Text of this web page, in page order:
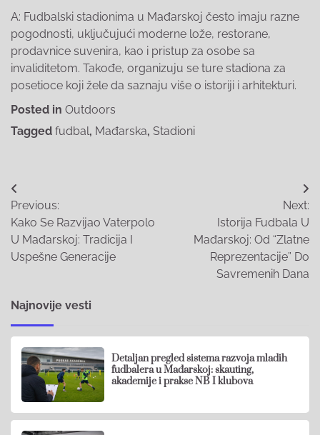
A: Fudbalski stadionima u Mađarskoj često imaju razne
pogodnosti, uključujući moderne lože, restorane,
prodavnice suvenira, kao i pristup za osobe sa
invaliditetom. Takođe, organizuju se ture stadiona za
posetioce koji žele da saznaju više o istoriji i arhitekturi.
Posted in Outdoors
Tagged fudbal, Mađarska, Stadioni
Post
navigation
Previous:
Kako Se Razvijao Vaterpolo
U Mađarskoj: Tradicija I
Uspešne Generacije
Next:
Istorija Fudbala U
Mađarskoj: Od “Zlatne
Reprezentacije” Do
Savremenih Dana
Najnovije vesti
Detaljan pregled sistema razvoja mladih
fudbalera u Mađarskoj: skauting,
akademije i prakse NB I klubova